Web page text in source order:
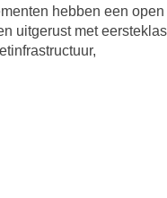
hebben een open
uitgerust met eersteklas